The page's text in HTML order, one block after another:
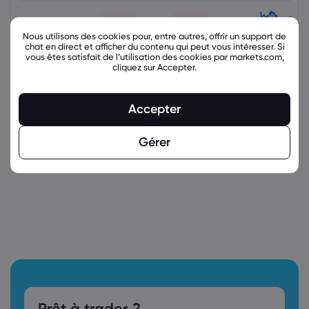
latest_education_articles
Nous utilisons des cookies pour, entre autres, offrir un support de
chat en direct et afficher du contenu qui peut vous intéresser. Si
vous êtes satisfait de l’utilisation des cookies par markets.com,
cliquez sur Accepter.
Accepter
Gérer